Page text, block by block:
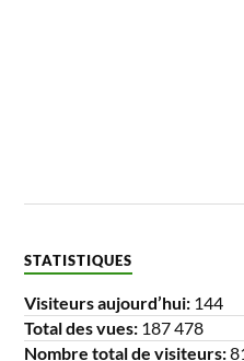
STATISTIQUES
Visiteurs aujourd’hui: 144
Total des vues: 187 478
Nombre total de visiteurs: